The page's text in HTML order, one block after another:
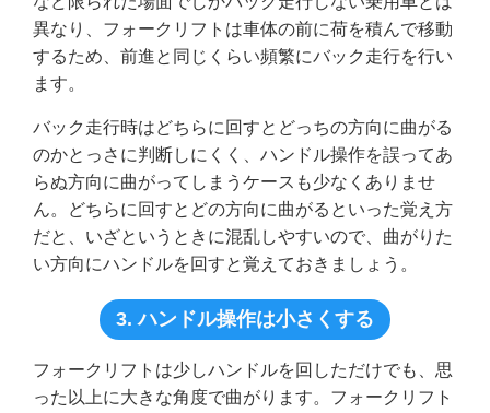
異なり、フォークリフトは車体の前に荷を積んで移動
するため、前進と同じくらい頻繁にバック走行を行い
ます。
バック走行時はどちらに回すとどっちの方向に曲がる
のかとっさに判断しにくく、ハンドル操作を誤ってあ
らぬ方向に曲がってしまうケースも少なくありませ
ん。どちらに回すとどの方向に曲がるといった覚え方
だと、いざというときに混乱しやすいので、曲がりた
い方向にハンドルを回すと覚えておきましょう。
3. ハンドル操作は小さくする
フォークリフトは少しハンドルを回しただけでも、思
った以上に大きな角度で曲がります。フォークリフト